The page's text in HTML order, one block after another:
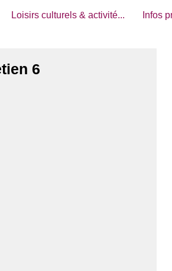
Loisirs culturels & activité... Infos
6